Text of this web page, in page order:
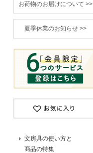
お荷物のお届けについて >>
夏季休業のお知らせ >>
文房具の使い方と
商品の特集